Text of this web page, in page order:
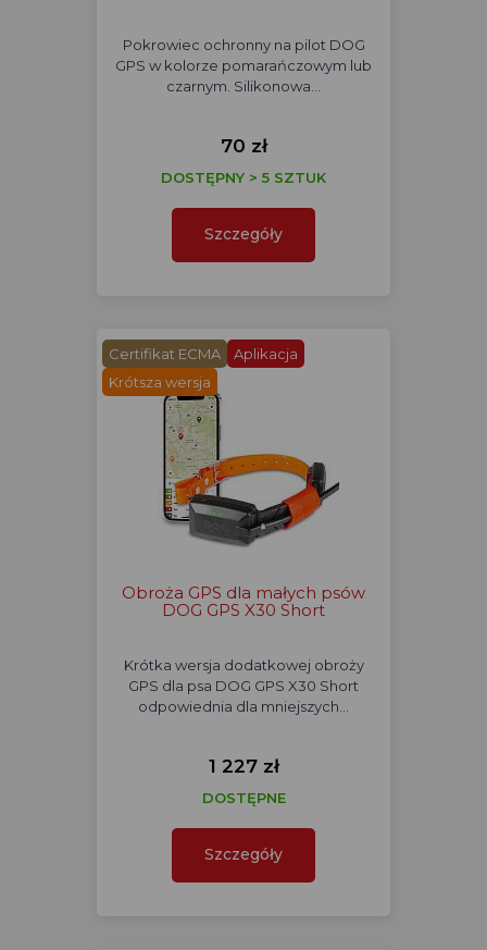
Pokrowiec ochronny na pilot DOG
GPS w kolorze pomarańczowym lub
czarnym. Silikonowa…
70 zł
DOSTĘPNY > 5 SZTUK
Szczegóły
Certifikat ECMA
Aplikacja
Krótsza wersja
Obroża GPS dla małych psów
DOG GPS X30 Short
Krótka wersja dodatkowej obroży
GPS dla psa DOG GPS X30 Short
odpowiednia dla mniejszych…
1 227 zł
DOSTĘPNE
Szczegóły